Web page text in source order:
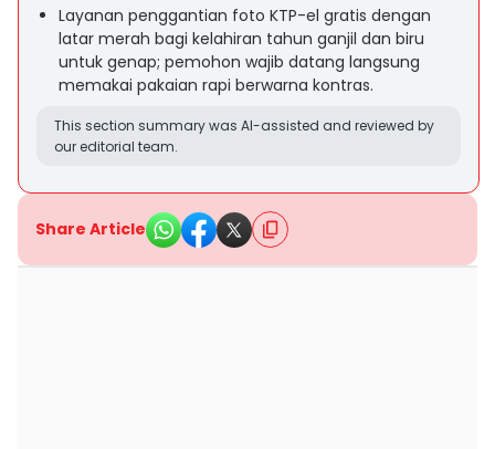
Layanan penggantian foto KTP-el gratis dengan
latar merah bagi kelahiran tahun ganjil dan biru
untuk genap; pemohon wajib datang langsung
memakai pakaian rapi berwarna kontras.
This section summary was AI-assisted and reviewed by
our editorial team.
Share Article